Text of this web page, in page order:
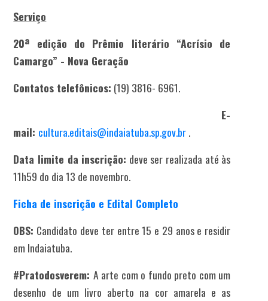
Serviço
20ª edição do Prêmio literário “Acrísio de
Camargo” - Nova Geração
Contatos telefônicos: (19) 3816- 6961.
E-
mail: cultura.editais@indaiatuba.sp.gov.br.
Data limite da inscrição: deve ser realizada até às
11h59 do dia 13 de novembro.
Ficha de inscrição e Edital Completo
OBS: Candidato deve ter entre 15 e 29 anos e residir
em Indaiatuba.
#Pratodosverem: A arte com o fundo preto com um
desenho de um livro aberto na cor amarela e as